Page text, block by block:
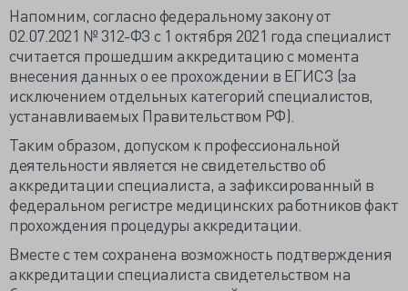
Напомним, согласно федеральному закону от
02.07.2021 № 312-ФЗ с 1 октября 2021 года специалист
считается прошедшим аккредитацию с момента
внесения данных о ее прохождении в ЕГИСЗ (за
исключением отдельных категорий специалистов,
устанавливаемых Правительством РФ).
Таким образом, допуском к профессиональной
деятельности является не свидетельство об
аккредитации специалиста, а зафиксированный в
федеральном регистре медицинских работников факт
прохождения процедуры аккредитации.
Вместе с тем сохранена возможность подтверждения
аккредитации специалиста свидетельством на